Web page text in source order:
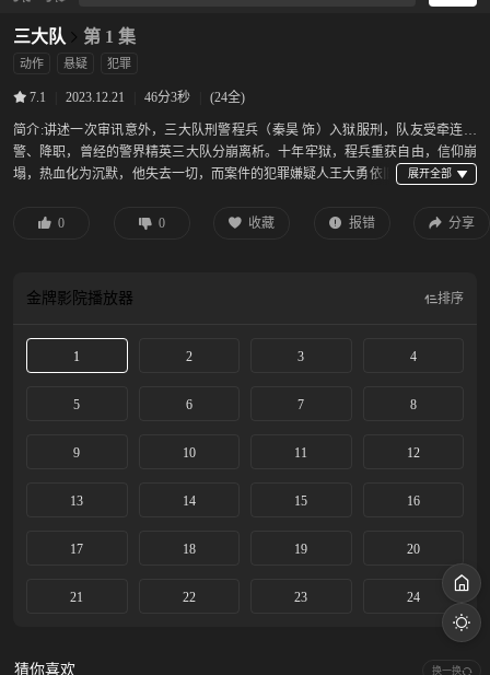
三大队 第 1 集
动作 悬疑 犯罪
7.1 2023.12.21 46分3秒 (24全)
简介:讲述一次审讯意外，三大队刑警程兵（秦昊 饰）入狱服刑，队友受牵连脱
警、降职，曾经的警界精英三大队分崩离析。十年牢狱，程兵重获自由，信仰崩
塌，热血化为沉默，他失去一切，而案件的犯罪嫌疑人王大勇依旧
出鞘 ，程兵和三大队的兄弟重新集结踏上追凶之路，在孤独和漫长的旅途中配合
0 0 收藏 报错 分享
金牌影院播放器 排序
1 2 3 4
5 6 7 8
9 10 11 12
13 14 15 16
17 18 19 20
21 22 23 24
猜你喜欢 换一换